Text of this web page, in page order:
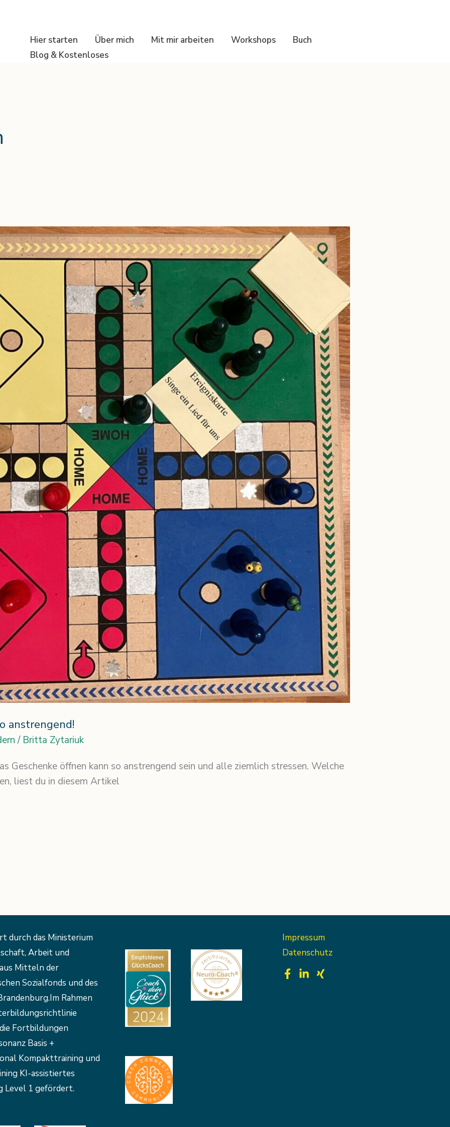
Hier starten Über mich Mit mir arbeiten Workshops
Buch
Blog & Kostenloses
anstrengend!
/ Britta Zytariuk
Geschenke öffnen kann so anstrengend sein und alle ziemlich stressen. Welche
liest du in diesem Artikel
durch das Ministerium
Arbeit und
Mitteln der
Sozialfonds und des
Rahmen
Fortbildungen
Basis +
Kompakttraining und
KI-assistiertes
Level 1 gefördert.
Impressum
Datenschutz